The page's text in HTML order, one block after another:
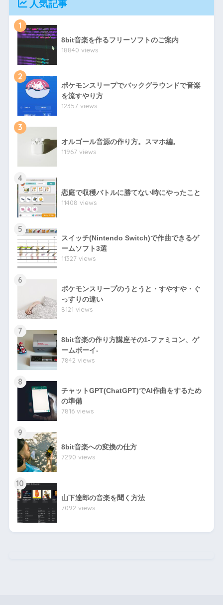
人気記事
1
8bit音楽を作るフリーソフトのご案内
18840 views
2
ポケモンスリープでバックグラウンドで音楽
を流すやり方
12357 views
3
オルゴール音源の作り方。スマホ編。
11967 views
4
恋庭で収穫バトルに勝てない時にやったこと
11408 views
5
スイッチ(Nintendo Switch)で作曲できるゲ
ームソフト3選
11327 views
6
ポケモンスリープのうとうと・すやすや・ぐ
っすりの違い
8121 views
7
8bit音楽の作り方講座その1-ファミコン、ゲ
ームボーイ-
7842 views
8
チャットGPT(ChatGPT)でAI作曲をするため
の準備
7816 views
9
8bit音楽への変換の仕方
7290 views
10
山下達郎の音楽を聞く方法
7092 views